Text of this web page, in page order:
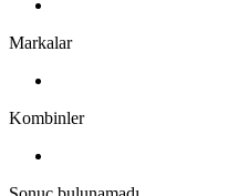
Markalar
Kombinler